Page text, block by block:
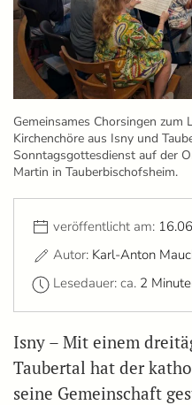
Gemeinsames Chorsingen zum
Kirchenchöre aus Isny und
Sonntagsgottesdienst auf der
Martin in Tauberbischofsheim.
veröffentlicht am:
Autor: Karl-Anton
Lesedauer: ca. 2
Isny – Mit einem
Taubertal hat der
seine Gemeinschaft